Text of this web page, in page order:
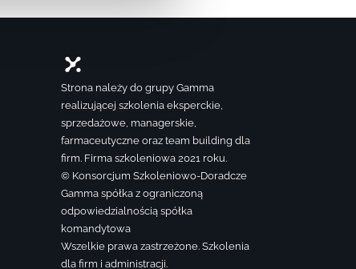
Strona należy do grupy Gamma
realizującej szkolenia eksperckie,
sprzedażowe, managerskie,
farmaceutyczne oraz team building dla
firm. Firma szkoleniowa 2021 roku.
© Konsorcjum Szkoleniowo-Doradcze
Gamma spółka z ograniczoną
odpowiedzialnością spółka
komandytowa
Wszelkie prawa zastrzeżone. Szkolenia
dla firm i administracji.